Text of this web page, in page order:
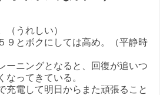
（うれしい）
９とボクにしては高め。（平静時
ーニングとなると、回復が追いつ
なってきている。
充電して明日からまた頑張ること